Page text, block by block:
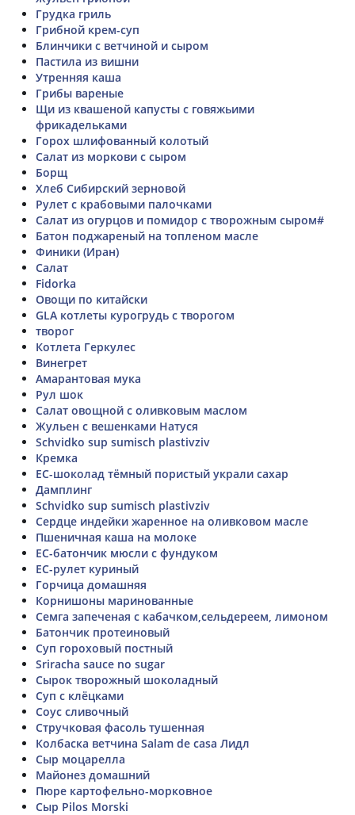
Грудка гриль
Грибной крем-суп
Блинчики с ветчиной и сыром
Пастила из вишни
Утренняя каша
Грибы вареные
Щи из квашеной капусты с говяжьими
фрикадельками
Горох шлифованный колотый
Салат из моркови с сыром
Борщ
Хлеб Сибирский зерновой
Рулет с крабовыми палочками
Салат из огурцов и помидор с творожным сыром#
Батон поджареный на топленом масле
Финики (Иран)
Салат
Fidorka
Овощи по китайски
GLA котлеты курогрудь с творогом
творог
Котлета Геркулес
Винегрет
Амарантовая мука
Рул шок
Салат овощной с оливковым маслом
Жульен с вешенками Натуся
Schvidko sup sumisch plastivziv
Кремка
ЕС-шоколад тёмный пористый украли сахар
Дамплинг
Schvidko sup sumisch plastivziv
Сердце индейки жаренное на оливковом масле
Пшеничная каша на молоке
ЕС-батончик мюсли с фундуком
ЕС-рулет куриный
Горчица домашняя
Корнишоны маринованные
Семга запеченая с кабачком,сельдереем, лимоном
Батончик протеиновый
Суп гороховый постный
Sriracha sauce no sugar
Сырок творожный шоколадный
Суп с клёцками
Соус сливочный
Стручковая фасоль тушенная
Колбаска ветчина Salam de casа Лидл
Сыр моцарелла
Майонез домашний
Пюре картофельно-морковное
Сыр Pilos Morski